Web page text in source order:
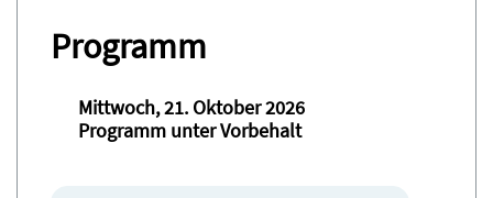
Programm
Mittwoch, 21. Oktober 2026
Programm unter Vorbehalt